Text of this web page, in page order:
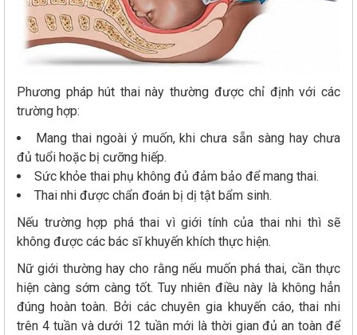
Phương pháp hút thai này thường được chỉ định với các
trường hợp:
Mang thai ngoài ý muốn, khi chưa sẵn sàng hay chưa
đủ tuổi hoặc bị cưỡng hiếp.
Sức khỏe thai phụ không đủ đảm bảo để mang thai.
Thai nhi được chẩn đoán bị dị tật bẩm sinh.
Nếu trường hợp phá thai vì giới tính của thai nhi thì sẽ
không được các bác sĩ khuyến khích thực hiện.
Nữ giới thường hay cho rằng nếu muốn phá thai, cần thực
hiện càng sớm càng tốt. Tuy nhiên điều này là không hẳn
đúng hoàn toàn. Bởi các chuyên gia khuyến cáo, thai nhi
trên 4 tuần và dưới 12 tuần mới là thời gian đủ an toàn để